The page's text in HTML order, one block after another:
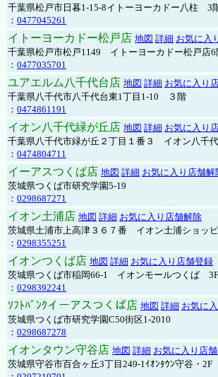
千葉県松戸市日暮1-15-8イトーヨーカドー八柱 3
： 0477045261
イトーヨーカドー松戸店 地図 詳細 お気に入
千葉県松戸市松戸1149 イトーヨーカドー松戸店6
： 0477035701
ユアエルム八千代台店 地図 詳細 お気に入り
千葉県八千代市八千代台東1丁目1-10 ３階
： 0474861191
イオン八千代緑が丘店 地図 詳細 お気に入り
千葉県八千代市緑が丘２丁目１番３ イオン八千
： 0474804711
イーアスつくば店 地図 詳細 お気に入り店舗解
茨城県つくば市研究学園5-19
： 0298687271
イオン土浦店 地図 詳細 お気に入り店舗解除
茨城県土浦市上高津３６７番 イオン土浦ショッ
： 0298355251
イオンつくば店 地図 詳細 お気に入り店舗登録
茨城県つくば市稲岡66-1 イオンモールつくば 3F
： 0298392241
ｿﾌﾄﾊﾞﾝｸイーアスつくば店 地図 詳細 お気に
茨城県つくば市研究学園C50街区1-2010
： 0298687278
イオンタウン守谷店 地図 詳細 お気に入り店
茨城県守谷市百合ヶ丘3丁目249-1ｲｵﾝﾀｳﾝ守谷・2F